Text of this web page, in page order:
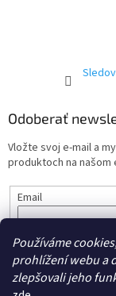
Používáme
prohlížení webu a
zlepšovali jeho
Odoberať
Vložte svoj e-mail a
produktoch na našom
Email
údajov.
PRIHLÁSIŤ SA